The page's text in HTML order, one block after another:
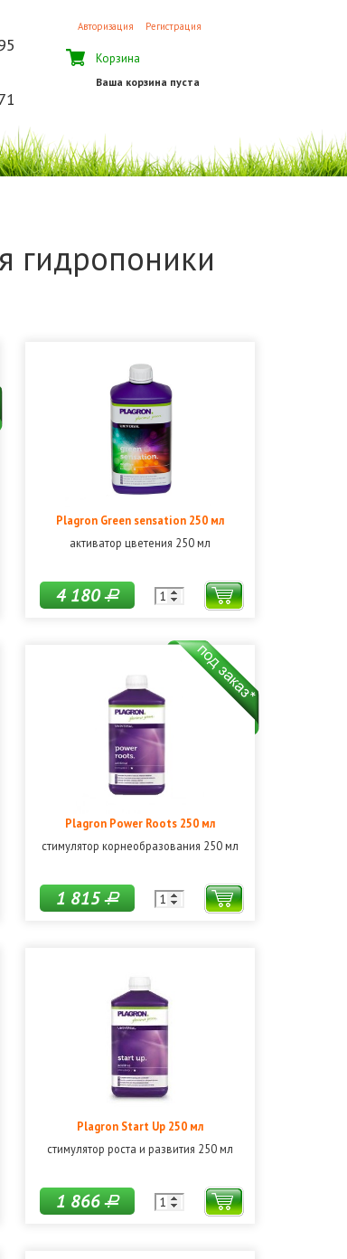
Авторизация Регистрация
Корзина
Ваша корзина пуста
гидропоники
Plagron Green sensation 250 мл
активатор цветения 250 мл
4 180Р
Plagron Power Roots 250 мл
стимулятор корнеобразования 250 мл
1 815Р
Plagron Start Up 250 мл
стимулятор роста и развития 250 мл
1 866Р